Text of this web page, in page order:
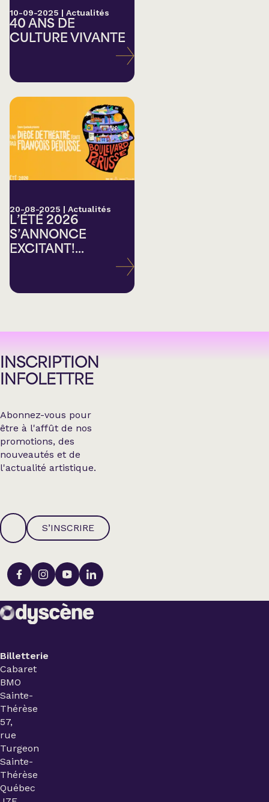
10-09-2025 | Actualités
40 ANS DE
CULTURE VIVANTE
20-08-2025 | Actualités
L’ÉTÉ 2026
S’ANNONCE
EXCITANT!...
INSCRIPTION
INFOLETTRE
Abonnez-vous pour
être à l'affût de nos
promotions, des
nouveautés et de
l'actualité artistique.
S’INSCRIRE
Billetterie
Cabaret
BMO
Sainte-
Thérèse
57,
rue
Turgeon
Sainte-
Thérèse
Québec